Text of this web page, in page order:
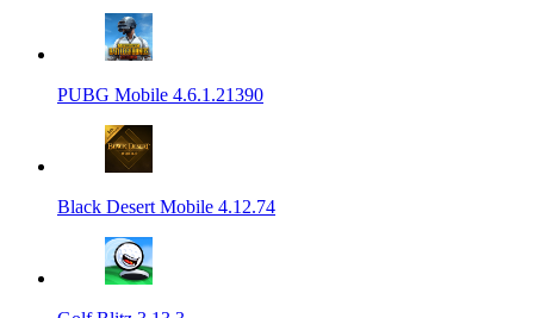
PUBG Mobile 4.6.1.21390
Black Desert Mobile 4.12.74